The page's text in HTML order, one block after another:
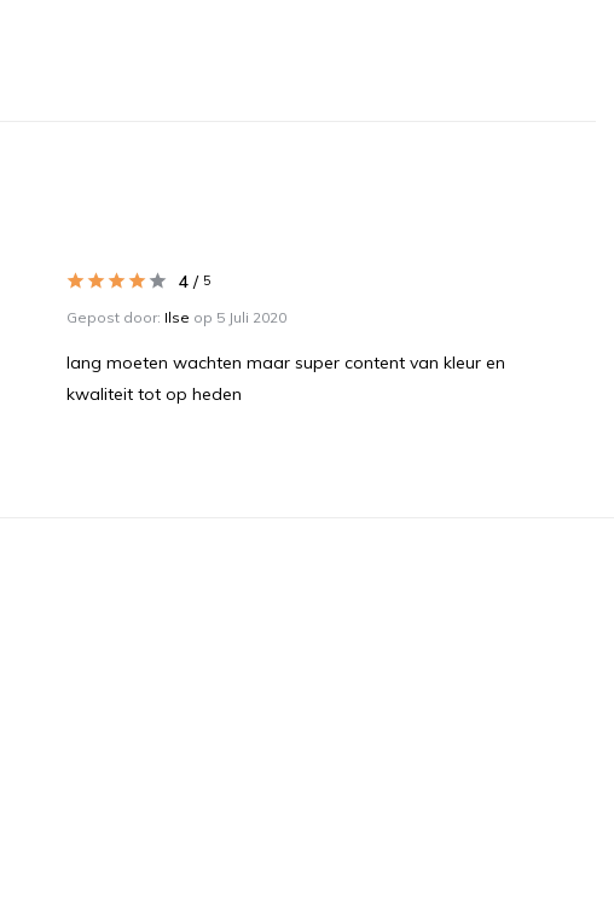
4 / 5
Gepost door: Ilse op 5 Juli 2020
lang moeten wachten maar super content van kleur en
kwaliteit tot op heden